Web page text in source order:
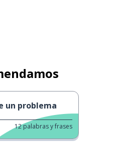
un problema
12palabras y frases